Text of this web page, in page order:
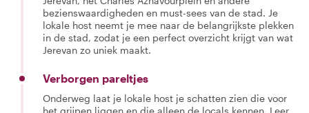
bezienswaardigheden en must-sees van de stad. Je
lokale host neemt je mee naar de belangrijkste plekken
in de stad, zodat je een perfect overzicht krijgt van wat
Jerevan zo uniek maakt.
Verborgen pareltjes
Onderweg laat je lokale host je schatten zien die voor
het grijpen liggen en die alleen de locals kennen. Leer